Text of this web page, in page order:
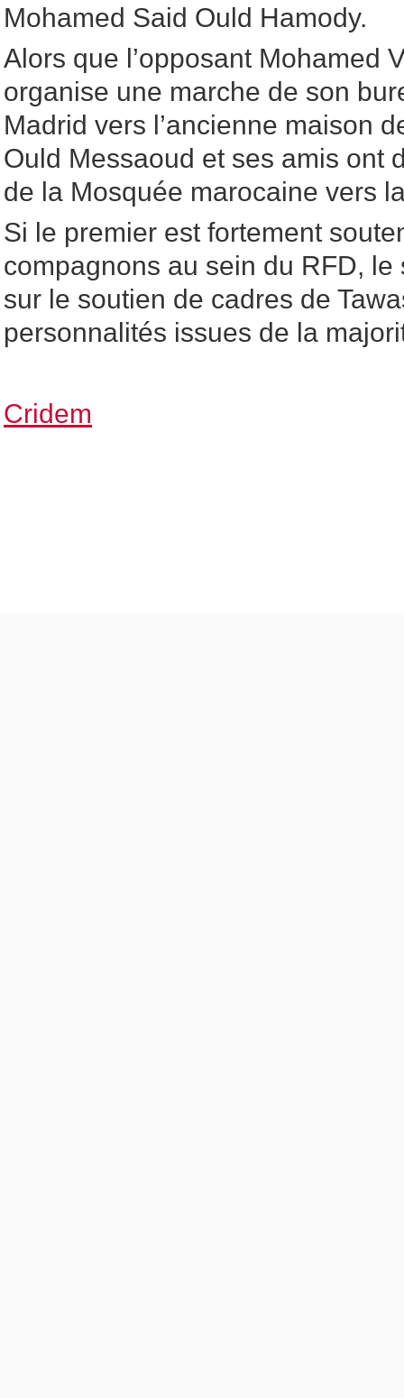
Mohamed Said Ould Hamody.
Alors que l’opposant Mohamed
organise une marche de son
Madrid vers l’ancienne maison
Ould Messaoud et ses amis ont
de la Mosquée marocaine vers
Si le premier est fortement
compagnons au sein du RFD,
sur le soutien de cadres de
personnalités issues de la
Cridem